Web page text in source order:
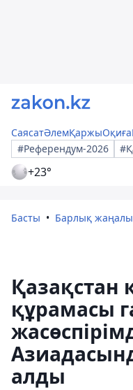
СаясатӘлемҚаржыОқиға
#Референдум-2026
+23°
Басты Барлық
Қазақстан
құрамасы
алды